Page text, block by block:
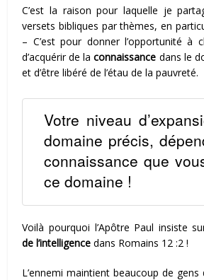
C’est la raison pour laquelle je
versets bibliques par thèmes, en
– C’est pour donner l’opportunité à
d’acquérir de laconnaissance dans le
et d’être libéré de l’étau de la pauvreté.
Votre niveau
domaine précis,
connaissance que
ce domaine !
Voilà pourquoi l’Apôtre Paul insiste
de l’intelligence dans Romains 12 :2 !
L’ennemi maintient beaucoup de gens